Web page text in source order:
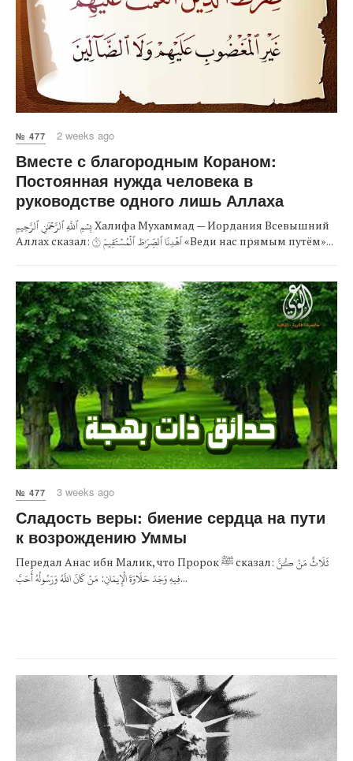
№ 477 2 weeks ago
Вместе с благородным Кораном:
Постоянная нужда человека в
руководстве одного лишь Аллаха
بِسۡمِ ٱللَّهِ ٱلرَّحۡمَٰنِ ٱلرَّحِيمِ Халифа Мухаммад — Иордания Всевышний
Аллах сказал: ٱهۡدِنَا ٱلصِّرَٰطَ ٱلۡمُسۡتَقِيمَ ٦ «Веди нас прямым путём»...
№ 477 3 weeks ago
Сладость веры: биение сердца на пути
к возрождению Уммы
Передал Анас ибн Малик, что Пророк ﷺ сказал: ثَلَاثٌ مَنْ كُنَّ
فِيهِ وَجَدَ حَلَاوَةَ الْإِيمَانِ: مَنْ كَانَ اللَّهُ وَرَسُولُهُ أَحَبَّ...